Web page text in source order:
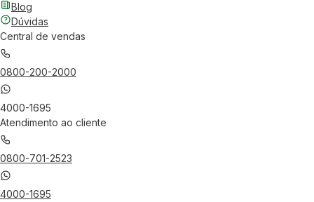
Blog
Dúvidas
Central de vendas
0800-200-2000
4000-1695
Atendimento ao cliente
0800-701-2523
4000-1695